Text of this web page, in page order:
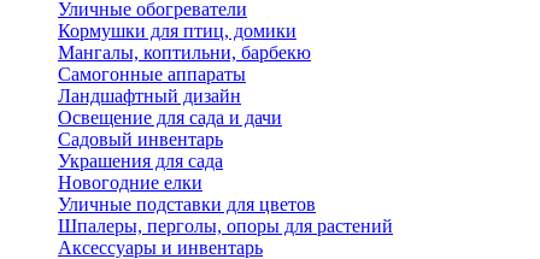
Уличные обогреватели
Кормушки для птиц, домики
Мангалы, коптильни, барбекю
Самогонные аппараты
Ландшафтный дизайн
Освещение для сада и дачи
Садовый инвентарь
Украшения для сада
Новогодние елки
Уличные подставки для цветов
Шпалеры, перголы, опоры для растений
Аксессуары и инвентарь